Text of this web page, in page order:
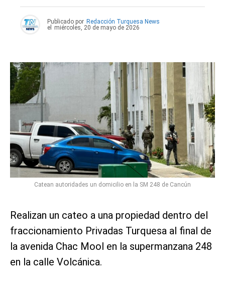
Publicado por Redacción Turquesa News
el
miércoles, 20 de mayo de 2026
Catean autoridades un domicilio en la SM 248 de Cancún
Realizan un cateo a una propiedad dentro del
fraccionamiento Privadas Turquesa al final de
la avenida Chac Mool en la supermanzana 248
en la calle Volcánica.